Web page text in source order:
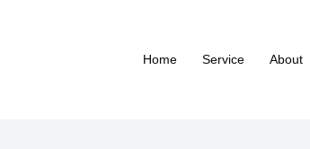
Home Service About